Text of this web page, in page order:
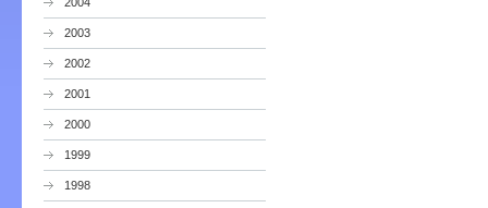
2003
2002
2001
2000
1999
1998